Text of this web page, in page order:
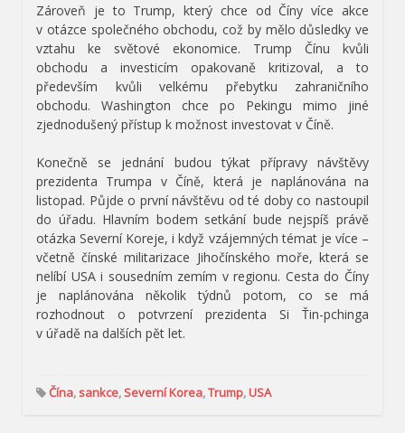
Zároveň je to Trump, který chce od Číny více akce
v otázce společného obchodu, což by mělo důsledky ve
vztahu ke světové ekonomice. Trump Čínu kvůli
obchodu a investicím opakovaně kritizoval, a to
především kvůli velkému přebytku zahraničního
obchodu. Washington chce po Pekingu mimo jiné
zjednodušený přístup k možnost investovat v Číně.
Konečně se jednání budou týkat přípravy návštěvy
prezidenta Trumpa v Číně, která je naplánována na
listopad. Půjde o první návštěvu od té doby co nastoupil
do úřadu. Hlavním bodem setkání bude nejspíš právě
otázka Severní Koreje, i když vzájemných témat je více –
včetně čínské militarizace Jihočínského moře, která se
nelíbí USA i sousedním zemím v regionu. Cesta do Číny
je naplánována několik týdnů potom, co se má
rozhodnout o potvrzení prezidenta Si Ťin-pchinga
v úřadě na dalších pět let.
Čína,sankce,Severní Korea,Trump,USA